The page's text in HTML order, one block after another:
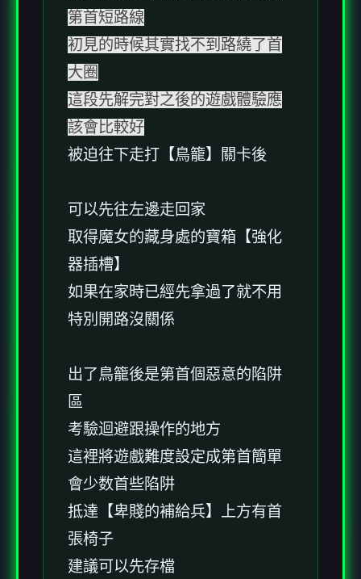
第首短路線
初見的時候其實找不到路繞了首
大圈
這段先解完對之後的遊戲體驗應
該會比較好
被迫往下走打【鳥籠】關卡後
可以先往左邊走回家
取得魔女的藏身處的寶箱【強化
器插槽】
如果在家時已經先拿過了就不用
特別開路沒關係
出了鳥籠後是第首個惡意的陷阱
區
考驗迴避跟操作的地方
這裡將遊戲難度設定成第首簡單
會少数首些陷阱
抵達【卑賤的補給兵】上方有首
張椅子
建議可以先存檔